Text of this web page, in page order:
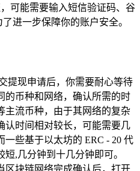
可能需要输入短信验证码、谷
进一步保障你的账户安全。
提现申请后，你需要耐心等待
的币种和网络，确认所需的时
主流币种，由于其网络的复杂
认时间相对较长，可能需要几
些基于以太坊的 ERC - 20 代
,几分钟到十几分钟即可。